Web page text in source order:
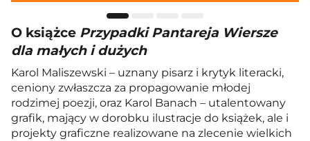
O książce Przypadki Pantareja Wiersze
dla małych i dużych
Karol Maliszewski – uznany pisarz i krytyk literacki,
ceniony zwłaszcza za propagowanie młodej
rodzimej poezji, oraz Karol Banach – utalentowany
grafik, mający w dorobku ilustracje do książek, ale i
projekty graficzne realizowane na zlecenie wielkich